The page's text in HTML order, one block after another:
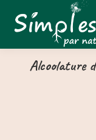
Alcoolature